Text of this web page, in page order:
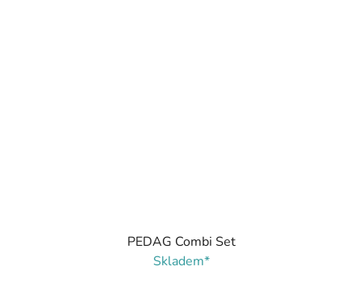
PEDAG Combi Set
Skladem*